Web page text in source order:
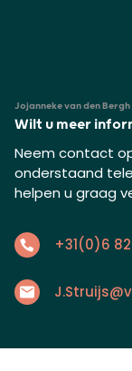
Jojanneke van den
Wilt u meer
Neem contact
onderstaand
helpen u graag
+31(0)6